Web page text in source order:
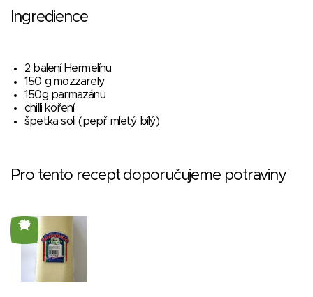
Ingredience
2 balení Hermelínu
150 g mozzarely
150g parmazánu
chilli koření
špetka soli (pepř mletý bílý)
Pro tento recept doporučujeme potraviny
26